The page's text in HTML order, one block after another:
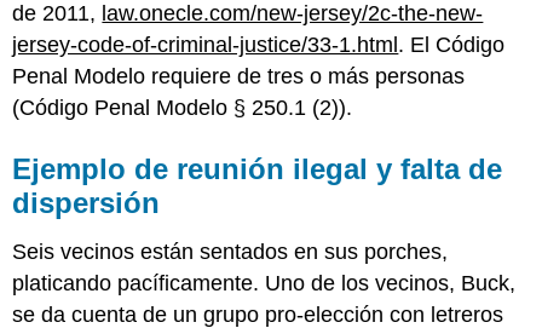
Colton
Gang
Posibles
desafíos
constitucionales
los
estatutos
de
bandas
COMIDA
PARA
de 2011, law.onecle.com/new-jersey/2c-the-new-
jersey-code-of-criminal-justice/33-1.html . El Código
Penal Modelo requiere de tres o más personas
(Código Penal Modelo § 250.1 (2)).
Ejemplo de reunión ilegal y falta de
dispersión
Seis vecinos están sentados en sus porches,
platicando pacíficamente. Uno de los vecinos, Buck,
se da cuenta de un grupo pro-elección con letreros